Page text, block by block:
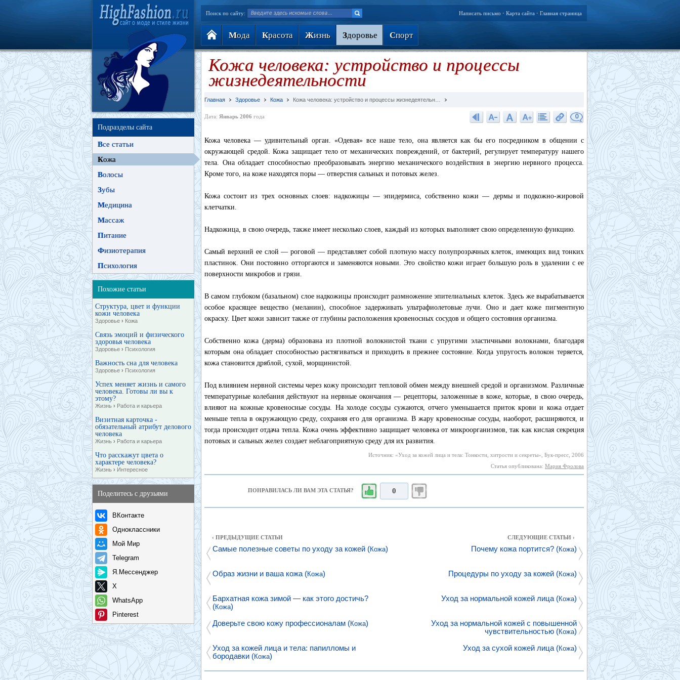
Поиск по сайту: Написать письмо • Карта сайта • Главная страница
Мода Красота Жизнь Здоровье Спорт
Подразделы сайта
Все статьи
Кожа
Волосы
Зубы
Медицина
Массаж
Питание
Физиотерапия
Психология
Похожие статьи
Структура, цвет и функции
кожи человека
Здоровье › Кожа
Связь эмоций и физического
здоровья человека
Здоровье › Психология
Важность сна для человека
Здоровье › Психология
Успех меняет жизнь и самого
человека. Готовы ли вы к
этому?
Жизнь › Работа и карьера
Визитная карточка -
обязательный атрибут делового
человека
Жизнь › Работа и карьера
Что расскажут цвета о
характере человека?
Жизнь › Интересное
Поделитесь с друзьями
ВКонтакте
Одноклассники
Мой Мир
Telegram
Я.Мессенджер
X
WhatsApp
Pinterest
Кожа человека: устройство и процессы
жизнедеятельности
Главная Здоровье Кожа Кожа человека: устройство и процессы жизнедеятельн…
Дата: Январь 2006 года 0
Кожа человека — удивительный орган. «Одевая» все наше тело, она является как бы его посредником в общении с
окружающей средой. Кожа защищает тело от механических повреждений, от бактерий, регулирует температуру нашего
тела. Она обладает способностью преобразовывать энергию механического воздействия в энергию нервного процесса.
Кроме того, на коже находятся поры — отверстия сальных и потовых желез.
Кожа состоит из трех основных слоев: надкожицы — эпидермиса, собственно кожи — дермы и подкожно-жировой
клетчатки.
Надкожица, в свою очередь, также имеет несколько слоев, каждый из которых выполняет свою определенную функцию.
Самый верхний ее слой — роговой — представляет собой плотную массу полупрозрачных клеток, имеющих вид тонких
пластинок. Они постоянно отторгаются и заменяются новыми. Это свойство кожи играет большую роль в удалении с ее
поверхности микробов и грязи.
В самом глубоком (базальном) слое надкожицы происходит размножение эпителиальных клеток. Здесь же вырабатывается
особое красящее вещество (меланин), способное задерживать ультрафиолетовые лучи. Оно и дает коже пигментную
окраску. Цвет кожи зависит также от глубины расположения кровеносных сосудов и общего состояния организма.
Собственно кожа (дерма) образована из плотной волокнистой ткани с упругими эластичными волокнами, благодаря
которым она обладает способностью растягиваться и приходить в прежнее состояние. Когда упругость волокон теряется,
кожа становится дряблой, сухой, морщинистой.
Под влиянием нервной системы через кожу происходит тепловой обмен между внешней средой и организмом. Различные
температурные колебания действуют на нервные окончания — рецепторы, заложенные в коже, которые, в свою очередь,
влияют на кожные кровеносные сосуды. На холоде сосуды сужаются, отчего уменьшается приток крови и кожа отдает
меньше тепла в окружающую среду, сохраняя его для организма. В жару кровеносные сосуды, наоборот, расширяются, и
тогда происходит отдача тепла. Кожа очень эффективно защищает человека от микроорганизмов, так как кислая секреция
потовых и сальных желез создает неблагоприятную среду для их развития.
Источник: «Уход за кожей лица и тела: Тонкости, хитрости и секреты», Бук-пресс, 2006
Статья опубликована: Мария Фролова
ПОНРАВИЛАСЬ ЛИ ВАМ ЭТА СТАТЬЯ? 0
‹ ПРЕДЫДУЩИЕ СТАТЬИ
Самые полезные советы по уходу за кожей (Кожа)
Образ жизни и ваша кожа (Кожа)
Бархатная кожа зимой — как этого достичь?
(Кожа)
Доверьте свою кожу профессионалам (Кожа)
Уход за кожей лица и тела: папилломы и
бородавки (Кожа)
СЛЕДУЮЩИЕ СТАТЬИ ›
Почему кожа портится? (Кожа)
Процедуры по уходу за кожей (Кожа)
Уход за нормальной кожей лица (Кожа)
Уход за нормальной кожей с повышенной
чувствительностью (Кожа)
Уход за сухой кожей лица (Кожа)